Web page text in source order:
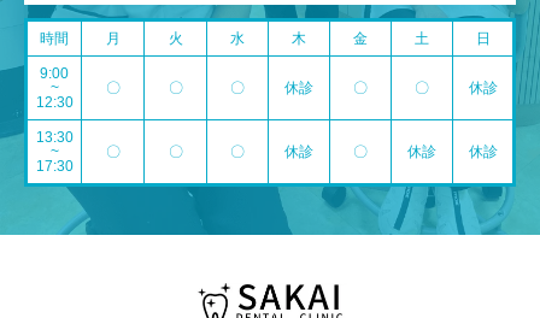
時間 月 火 水 木 金 土 日
9:00
~
12:30
〇 〇 〇 休診 〇 〇 休診
13:30
~
17:30
〇 〇 〇 休診 〇 休診 休診